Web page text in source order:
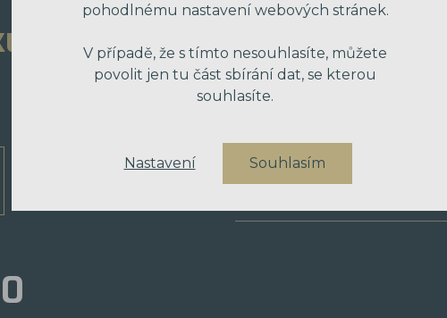
VÁŠ TELEFON
pohodlnému nastavení webových stránek.
V případě, že s tímto nesouhlasíte, můžete
povolit jen tu část sbírání dat, se kterou
souhlasíte.
Nastavení Souhlasím